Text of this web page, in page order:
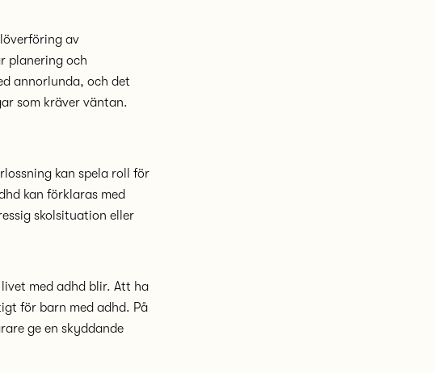
av
planering och
annorlunda, och det
som kräver väntan.
kan spela roll för
kan förklaras med
skolsituation eller
med adhd blir. Att ha
för barn med adhd. På
ge en skyddande